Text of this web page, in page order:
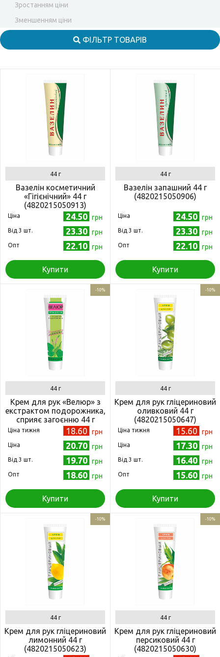
Зростанням ціни
Зменшенням ціни
ФІЛЬТР ТОВАРІВ
44 г
Вазелін косметичний
«Гігієнічний» 44 г
(4820215050913)
Ціна 24.50 грн
Від 3 шт. 23.30 грн
Опт 22.10 грн
Купити
44 г
Вазелін запашний 44 г
(4820215050906)
Ціна 24.50 грн
Від 3 шт. 23.30 грн
Опт 22.10 грн
Купити
-10%
44 г
Крем для рук «Велюр» з
екстрактом подорожника,
сприяє загоєнню 44 г
(4820215050593)
Ціна тижня 18.60 грн
Ціна 20.70 грн
Від 3 шт. 19.70 грн
Опт 18.60 грн
Купити
-10%
44 г
Крем для рук гліцериновий
оливковий 44 г
(4820215050647)
Ціна тижня 15.60 грн
Ціна 17.30 грн
Від 3 шт. 16.40 грн
Опт 15.60 грн
Купити
-10%
44 г
Крем для рук гліцериновий
лимонний 44 г
(4820215050623)
-10%
44 г
Крем для рук гліцериновий
персиковий 44 г
(4820215050630)